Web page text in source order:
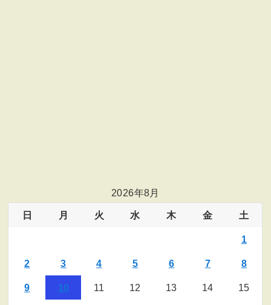
2026年8月
日 月 火 水 木 金 土
1
2 3 4 5 6 7 8
9 10 11 12 13 14 15